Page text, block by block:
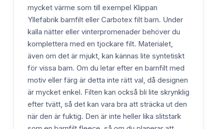
mycket värme som till exempel Klippan
Yllefabrik barnfilt eller Carbotex filt barn. Under
kalla nätter eller vinterpromenader behöver du
komplettera med en tjockare filt. Materialet,
även om det är mjukt, kan kännas lite syntetiskt
för vissa barn. Om du letar efter en barnfilt med
motiv eller färg är detta inte rätt val, då designen
är mycket enkel. Filten kan också bli lite skrynklig
efter tvätt, så det kan vara bra att sträcka ut den
när den är fuktig. Den är inte heller lika slitstark